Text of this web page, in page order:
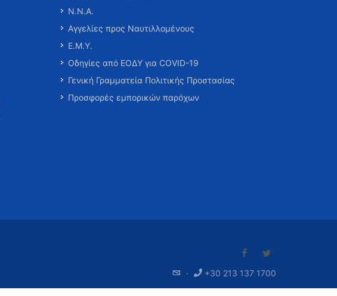
Ν.Ν.Α.
Αγγελίες προς Ναυτιλλομένους
Ε.Μ.Υ.
Οδηγίες από ΕΟΔΥ για COVID-19
Γενική Γραμματεία Πολιτικής Προστασίας
Προσφορές εμπορικών παρόχων
· +30 213 137 1700